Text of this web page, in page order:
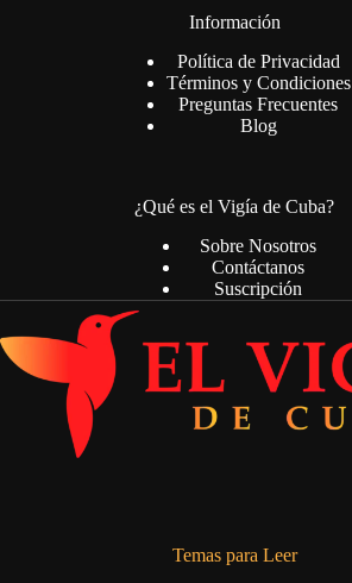
Información
Política de Privacidad
Términos y Condiciones
Preguntas Frecuentes
Blog
¿Qué es el Vigía de Cuba?
Sobre Nosotros
Contáctanos
Suscripción
Temas para Leer